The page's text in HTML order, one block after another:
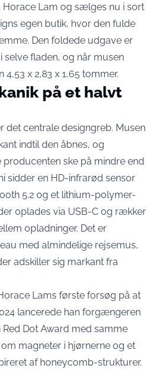
Horace Lam og sælges nu i sort
egen butik, hvor den fulde
Den foldede udgave er
selve fladen, og når musen
x 2,83 x 1,65 tommer.
på et halvt
det centrale designgreb. Musen
indtil den åbnes, og
ske på mindre end
sidder en HD-infrarød sensor
5.2 og et lithium-polymer-
oplades via USB-C og rækker
opladninger. Det er
med almindelige rejsemus,
adskiller sig markant fra
Lams første forsøg på at
lancerede han forgængeren
Red Dot Award med samme
magneter i hjørnerne og et
af honeycomb-strukturer.